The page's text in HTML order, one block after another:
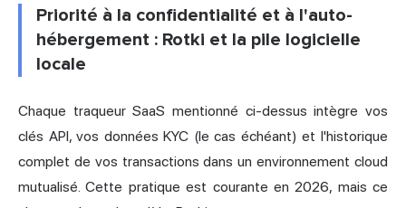
Priorité à la confidentialité et à l'auto-
hébergement : Rotki et la pile logicielle
locale
Chaque traqueur SaaS mentionné ci-dessus intègre vos
clés API, vos données KYC (le cas échéant) et l'historique
complet de vos transactions dans un environnement cloud
mutualisé. Cette pratique est courante en 2026, mais ce